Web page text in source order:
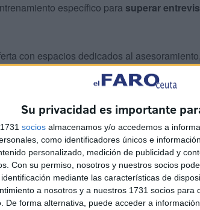
Su privacidad es importante
socios almacenamos y/o accedemos a
como identificadores únicos e
personalizado, medición de publicidad y
Con su permiso, nosotros y nuestros socios
mediante las características de
a nosotros y a nuestros 1731 socios para
De forma alternativa, puede acceder a
específico para superar
con espacios dedicados al
resolver dudas y recibir apoyo en
garantiza a los visitantes una visión
a las necesidades técnicas como a las
una trayectoria consolidada